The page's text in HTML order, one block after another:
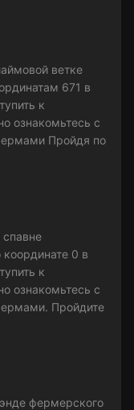
ветке
671 в
к
ознакомьтесь с
Пройдя по
0 в
к
ознакомьтесь с
Пройдите
фермерского